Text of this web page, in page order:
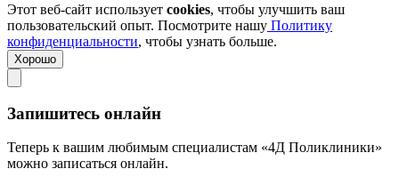
Этот веб-сайт использует cookies, чтобы улучшить ваш
пользовательский опыт. Посмотрите нашу Политику
конфиденциальности, чтобы узнать больше.
Хорошо
Запишитесь онлайн
Теперь к вашим любимым специалистам «4Д Поликлиники»
можно записаться онлайн.